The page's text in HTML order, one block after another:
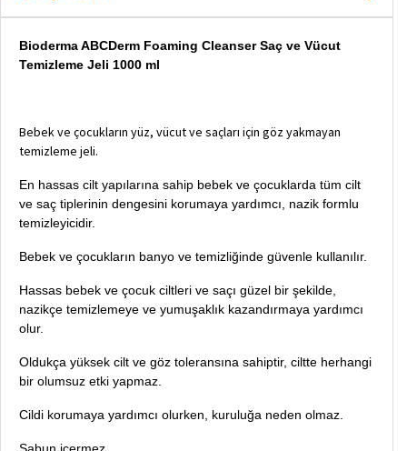
Bioderma ABCDerm Foaming Cleanser Saç ve Vücut
Temizleme Jeli 1000 ml
Bebek ve çocukların yüz, vücut ve saçları için göz yakmayan
temizleme jeli.
En hassas cilt yapılarına sahip bebek ve çocuklarda tüm cilt
ve saç tiplerinin dengesini korumaya yardımcı, nazik formlu
temizleyicidir.
Bebek ve çocukların banyo ve temizliğinde güvenle kullanılır.
Hassas bebek ve çocuk ciltleri ve saçı güzel bir şekilde,
nazikçe temizlemeye ve yumuşaklık kazandırmaya yardımcı
olur.
Oldukça yüksek cilt ve göz toleransına sahiptir, ciltte herhangi
bir olumsuz etki yapmaz.
Cildi korumaya yardımcı olurken, kuruluğa neden olmaz.